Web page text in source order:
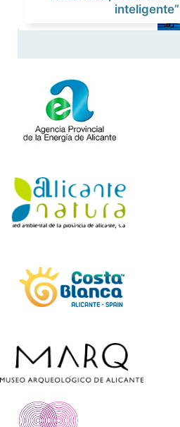
inteligente”